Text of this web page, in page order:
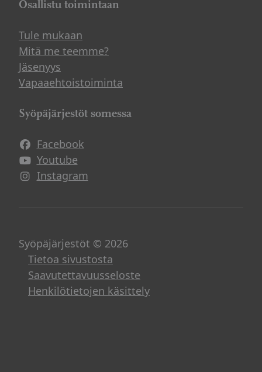
Osallistu toimintaan
Tule mukaan
Mitä me teemme?
Jäsenyys
Vapaaehtoistoiminta
Syöpäjärjestöt somessa
Facebook
Avautuu uuteen ikkunaan
Youtube
Avautuu uuteen ikkunaan
Instagram
Avautuu uuteen ikkunaan
Syöpäjärjestöt © 2026
Tietoa sivustosta
Saavutettavuusseloste
Henkilötietojen käsittely